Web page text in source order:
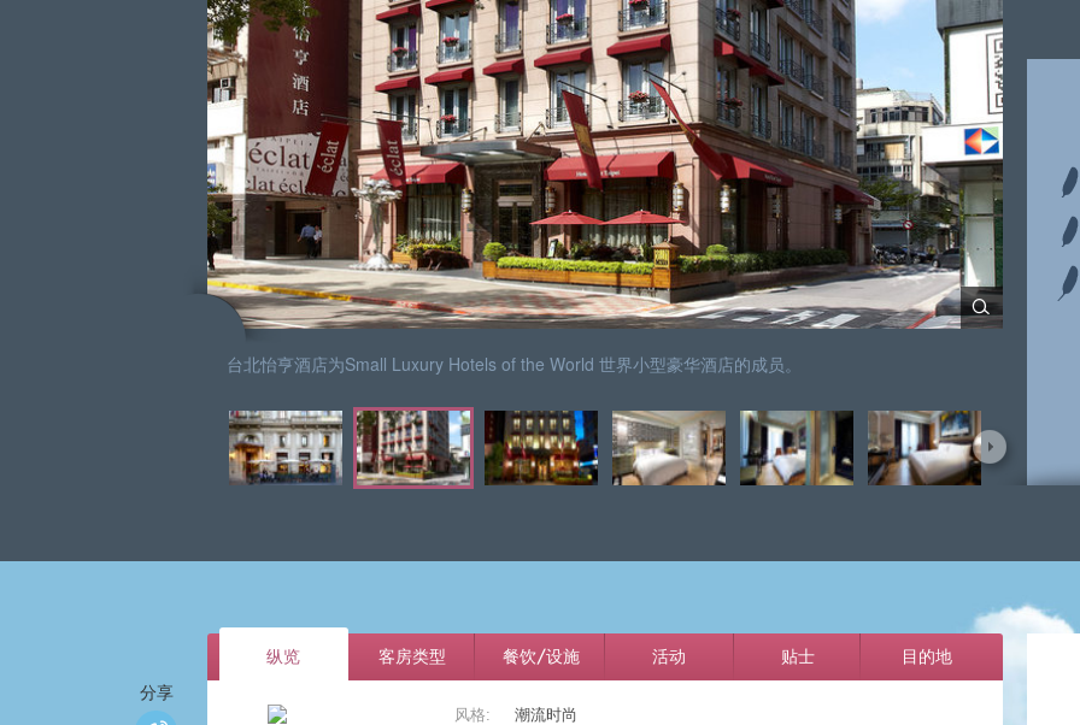
台北怡亨酒店为Small Luxury Hotels of the World 世界小型豪华酒店的成员。
分享
纵览 客房类型 餐饮/设施 活动 贴士 目的地
风格:
潮流时尚